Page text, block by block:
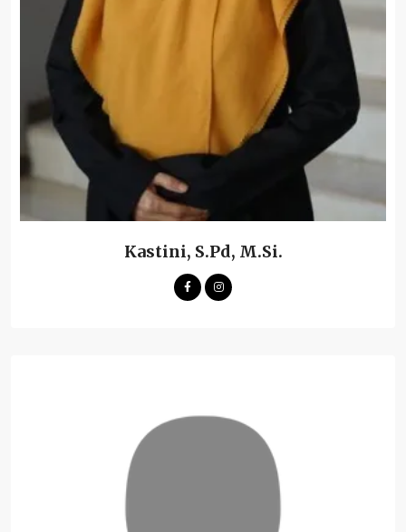
Kastini, S.Pd, M.Si.